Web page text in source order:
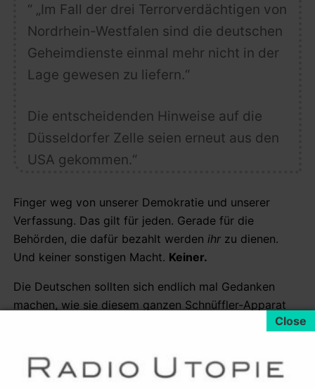
“ „Im Fall der drei Terrorverdächtigen von
Nordrhein-Westfalen sind die deutschen
Geheimdienste einmal mehr nicht in der
Lage gewesen zu liefern.“
Die entscheidenden Hinweise auf die
Düsseldorfer Zelle seien erneut aus den
USA gekommen.“
Finger weg von unserer Demokratie und unserer
Verfassung. Das gilt für jeden. Gerade für die
Behörden, die dafür bezahlt werden ihr zu dienen.
Und keiner sonstigen Macht. Keiner.
Die Deutschen sollten sich endlich mal Gedanken
machen, wie sie diesem ganzen Schnüffler-Apparat
Mantel und Schlapphut reichen und freundlich zur Tür
Informationskontrolle aller möglichen „Beschützer“ ist
nicht natürlich, sie ist künstlich und politisch. Und das